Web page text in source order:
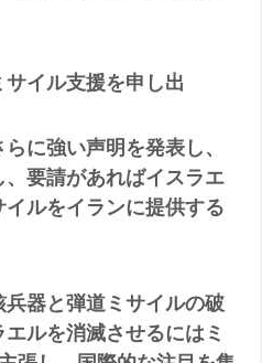
イル支援を申し出
に強い声明を発表し、
要請があればイスラエ
ルをイランに提供する
器と弾道ミサイルの破
ルを消滅させるにはミ